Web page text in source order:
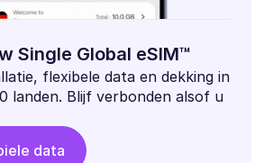
Single Global eSIM™
flexibele data en dekking in
landen. Blijf verbonden alsof u
data